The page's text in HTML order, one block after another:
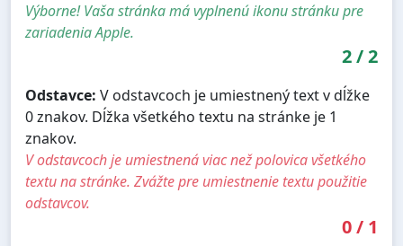
Výborne! Vaša stránka má vyplnenú ikonu stránku pre
zariadenia Apple.
2/2
Odstavce: V odstavcoch je umiestnený text v dĺžke
0 znakov. Dĺžka všetkého textu na stránke je 1
znakov.
V odstavcoch je umiestnená viac než polovica všetkého
textu na stránke. Zvážte pre umiestnenie textu použitie
odstavcov.
0/ 1